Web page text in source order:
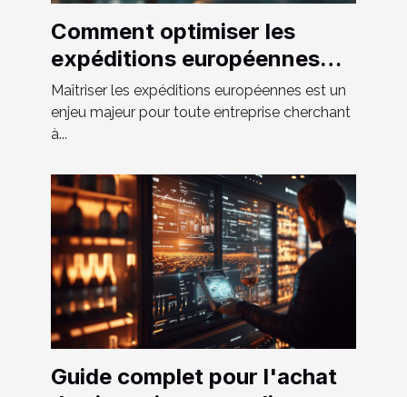
Comment optimiser les
expéditions européennes
grâce aux solutions de
transport sur-mesure
Maîtriser les expéditions européennes est un
enjeu majeur pour toute entreprise cherchant
à...
Guide complet pour l'achat